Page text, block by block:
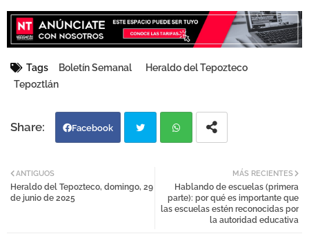
Tags Boletín Semanal
Heraldo del Tepozteco
Tepoztlán
Facebook
tter atsa
MÁS RECIENTES
Hablando de escuelas (primera
parte): por qué es importante que
las escuelas estén reconocidas por
la autoridad educativa
ANTIGUOS
Heraldo del Tepozteco, domingo, 29
de junio de 2025